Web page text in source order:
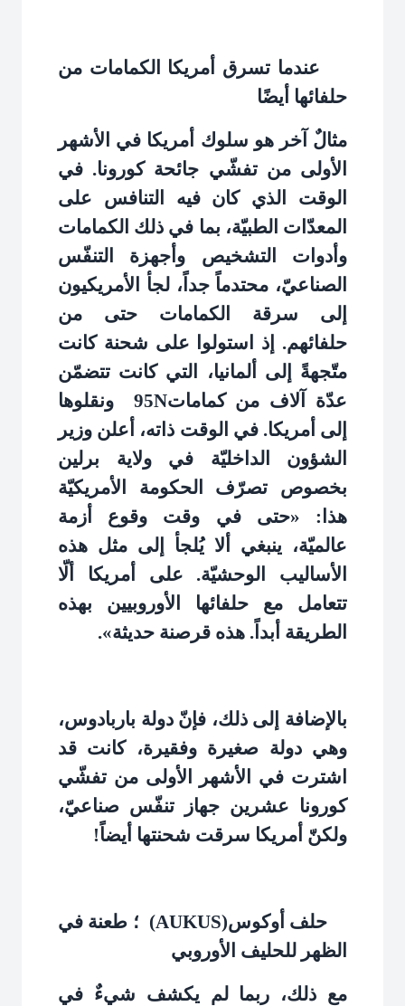
عندما تسرق أمريكا الكمامات من
حلفائها أيضًا
مثالٌ آخر هو سلوك أمريكا في الأشهر
الأولى من تفشّي جائحة كورونا. في
الوقت الذي كان فيه التنافس على
المعدّات الطبيّة، بما في ذلك الكمامات
وأدوات التشخيص وأجهزة التنفّس
الصناعيّ، محتدماً جداً، لجأ الأمريكيون
إلى سرقة الكمامات حتى من
حلفائهم. إذ استولوا على شحنة كانت
متّجهةً إلى ألمانيا، التي كانت تتضمّن
عدّة آلاف من كماماتN
95
ونقلوها
إلى أمريكا. في الوقت ذاته، أعلن وزير
الشؤون الداخليّة في ولاية برلين
بخصوص تصرّف الحكومة الأمريكيّة
هذا: «حتى في وقت وقوع أزمة
عالميّة، ينبغي ألا يُلجأ إلى مثل هذه
الأساليب الوحشيّة. على أمريكا ألّا
تتعامل مع حلفائها الأوروبيين بهذه
الطريقة أبداً. هذه قرصنة حديثة».
بالإضافة إلى ذلك، فإنّ دولة باربادوس،
وهي دولة صغيرة وفقيرة، كانت قد
اشترت في الأشهر الأولى من تفشّي
كورونا عشرين جهاز تنفّس صناعيّ،
ولكنّ أمريكا سرقت شحنتها أيضاً!
حلف أوكوس(AUKUS) ؛ طعنة في
الظهر للحليف الأوروبي
مع ذلك، ربما لم يكشف شيءٌ في